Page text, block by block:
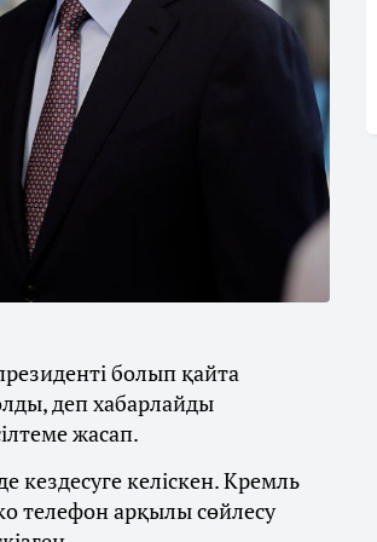
болып қайта
деп хабарлайды
жасап.
кездесуге келіскен. Кремль
телефон арқылы сөйлесу